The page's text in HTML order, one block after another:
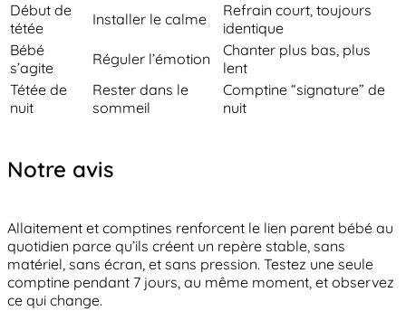
Début de
tétée
Installer le calme
Refrain court, toujours
identique
Bébé
s’agite
Réguler l’émotion
Chanter plus bas, plus
lent
Tétée de
nuit
Rester dans le
sommeil
Comptine “signature” de
nuit
Notre avis
Allaitement et comptines renforcent le lien parent bébé au
quotidien parce qu’ils créent un repère stable, sans
matériel, sans écran, et sans pression. Testez une seule
comptine pendant 7 jours, au même moment, et observez
ce qui change.